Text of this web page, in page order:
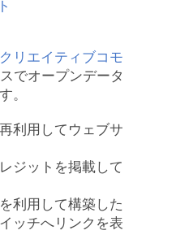
クリエイティブコモ
でオープンデータ
。
利用してウェブサ
ジットを掲載して
利用して構築した
ッチへリンクを表